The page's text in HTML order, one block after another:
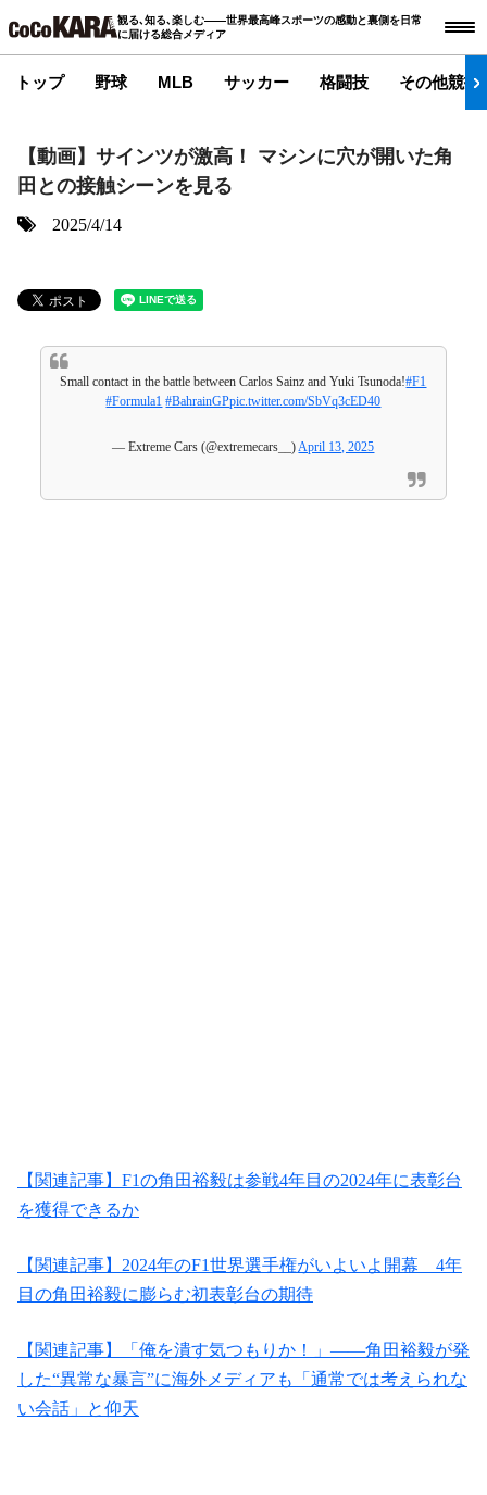
観る､知る､楽しむ――世界最高峰スポーツの感動と裏側を日常
に届ける総合メディア
トップ 野球 MLB サッカー 格闘技 その他競技
【動画】サインツが激高！ マシンに穴が開いた角
田との接触シーンを見る
2025/4/14
Small contact in the battle between Carlos Sainz and Yuki Tsunoda!#F1
#Formula1 #BahrainGPpic.twitter.com/SbVq3cED40
— Extreme Cars (@extremecars__)April 13, 2025
【関連記事】F1の角田裕毅は参戦4年目の2024年に表彰台
を獲得できるか
【関連記事】2024年のF1世界選手権がいよいよ開幕 4年
目の角田裕毅に膨らむ初表彰台の期待
【関連記事】「俺を潰す気つもりか！」――角田裕毅が発
した“異常な暴言”に海外メディアも「通常では考えられな
い会話」と仰天